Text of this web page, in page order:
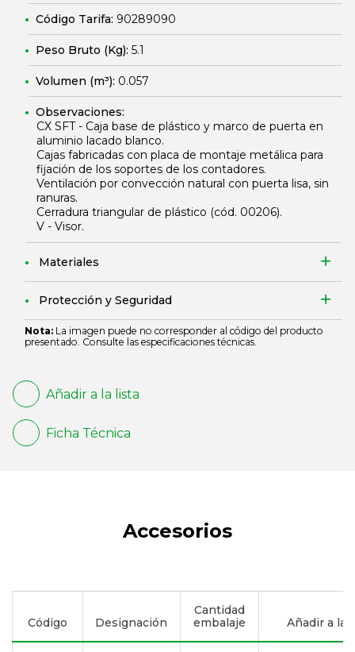
Código Tarifa: 90289090
Peso Bruto (Kg): 5.1
Volumen (m³): 0.057
Observaciones:
CX SFT - Caja base de plástico y marco de puerta en
aluminio lacado blanco.
Cajas fabricadas con placa de montaje metálica para
fijación de los soportes de los contadores.
Ventilación por convección natural con puerta lisa, sin
ranuras.
Cerradura triangular de plástico (cód. 00206).
V - Visor.
Materiales
Protección y Seguridad
Nota: La imagen puede no corresponder al código del producto
presentado. Consulte las especificaciones técnicas.
Añadir a la lista
Ficha Técnica
Accesorios
Código Designación
Cantidad
embalaje
Añadir a la